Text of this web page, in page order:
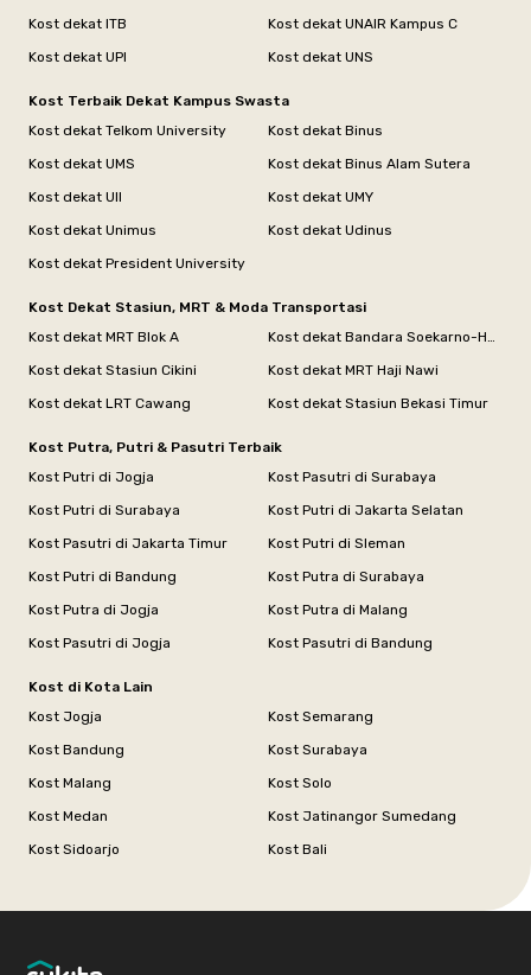
Kost dekat ITB
Kost dekat UNAIR Kampus C
Kost dekat UPI
Kost dekat UNS
Kost Terbaik Dekat Kampus Swasta
Kost dekat Telkom University
Kost dekat Binus
Kost dekat UMS
Kost dekat Binus Alam Sutera
Kost dekat UII
Kost dekat UMY
Kost dekat Unimus
Kost dekat Udinus
Kost dekat President University
Kost Dekat Stasiun, MRT & Moda Transportasi
Kost dekat MRT Blok A
Kost dekat Stasiun Cikini
Kost dekat MRT Haji Nawi
Kost dekat LRT Cawang
Kost dekat Stasiun Bekasi Timur
Kost Putra, Putri & Pasutri Terbaik
Kost Putri di Jogja
Kost Pasutri di Surabaya
Kost Putri di Surabaya
Kost Putri di Jakarta Selatan
Kost Pasutri di Jakarta Timur
Kost Putri di Sleman
Kost Putri di Bandung
Kost Putra di Surabaya
Kost Putra di Jogja
Kost Putra di Malang
Kost Pasutri di Jogja
Kost Pasutri di Bandung
Kost di Kota Lain
Kost Jogja
Kost Semarang
Kost Bandung
Kost Surabaya
Kost Malang
Kost Solo
Kost Medan
Kost Jatinangor Sumedang
Kost Sidoarjo
Kost Bali